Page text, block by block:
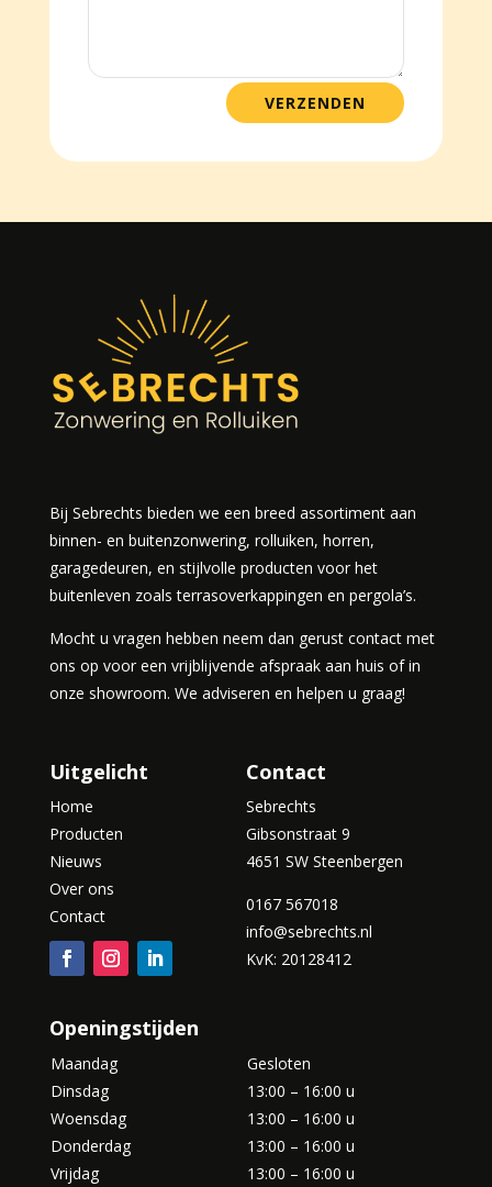
VERZENDEN
Bij Sebrechts bieden we een breed assortiment aan
binnen- en buitenzonwering, rolluiken, horren,
garagedeuren, en stijlvolle producten voor het
buitenleven zoals terrasoverkappingen en pergola’s.
Mocht u vragen hebben neem dan gerust contact met
ons op voor een vrijblijvende afspraak aan huis of in
onze showroom. We adviseren en helpen u graag!
Uitgelicht
Home
Producten
Nieuws
Over ons
Contact
Contact
Sebrechts
Gibsonstraat 9
4651 SW Steenbergen
0167 567018
info@sebrechts.nl
KvK: 20128412
Openingstijden
Maandag
Dinsdag
Woensdag
Donderdag
Vrijdag
Gesloten
13:00 – 16:00 u
13:00 – 16:00 u
13:00 – 16:00 u
13:00 – 16:00 u